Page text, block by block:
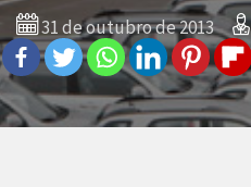
31 de outubro de 2013